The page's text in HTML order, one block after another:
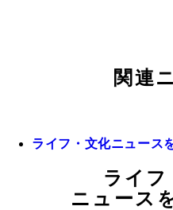
関連
ライフ・文化ニュース
ライフ
ニュース